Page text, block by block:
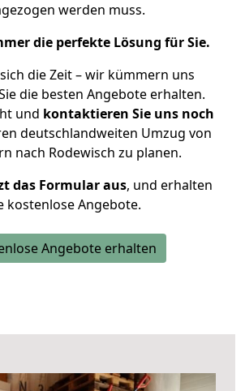
werden muss.
die perfekte Lösung für Sie.
die Zeit – wir kümmern uns
die besten Angebote erhalten.
und kontaktieren Sie uns noch
deutschlandweiten Umzug von
nach Rodewisch zu planen.
das Formular aus, und erhalten
kostenlose Angebote.
Angebote erhalten